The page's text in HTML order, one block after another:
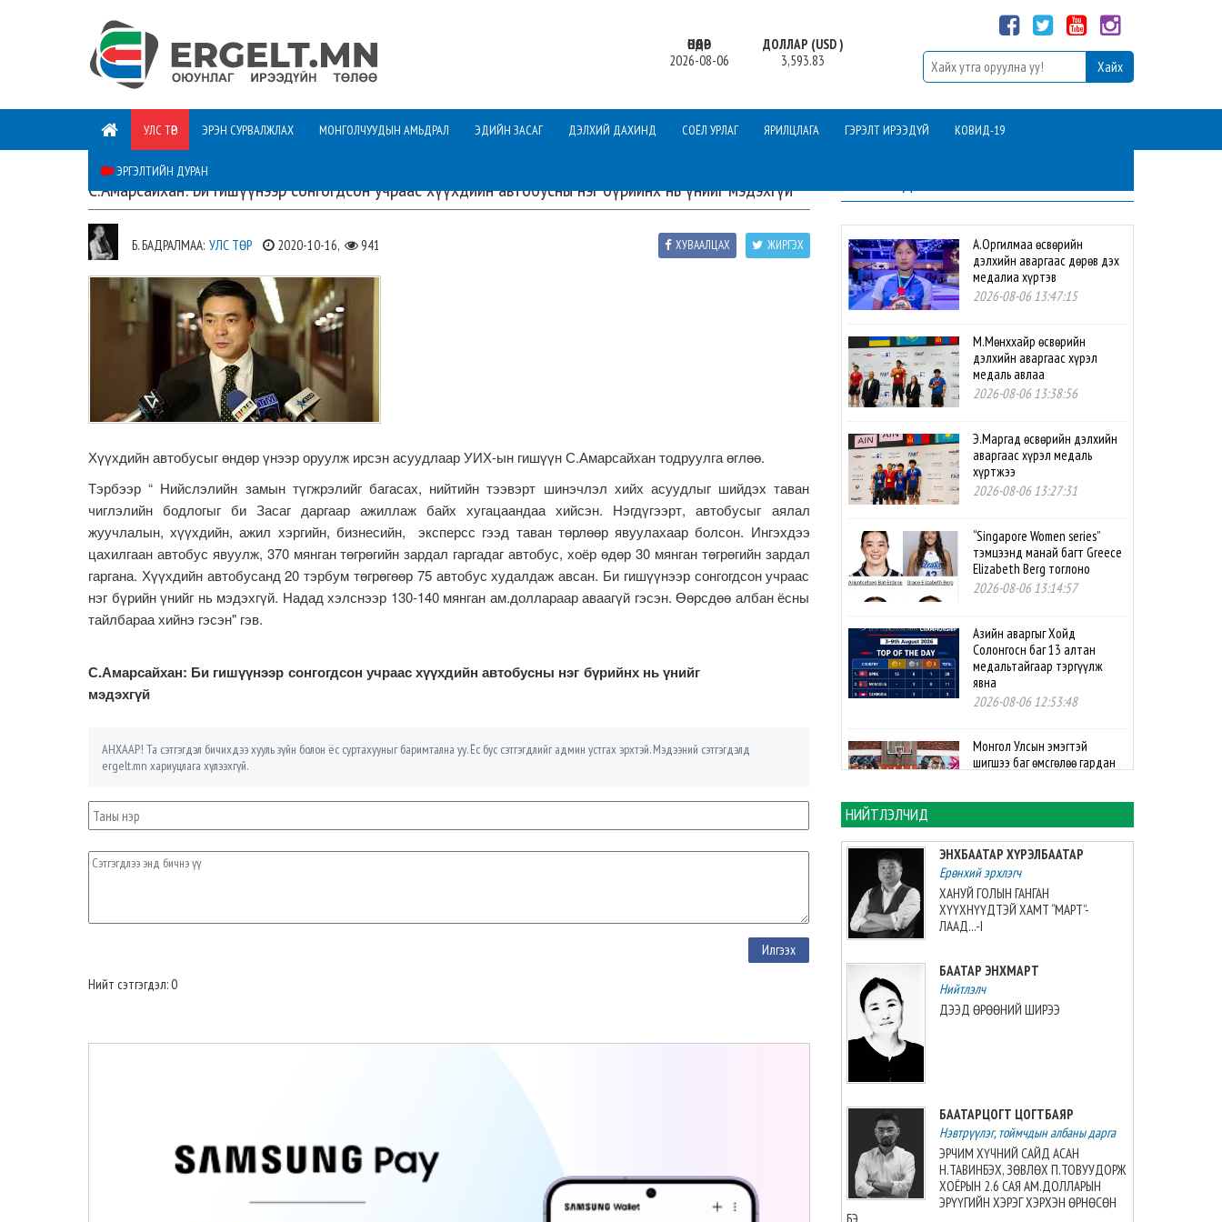
ӨНӨӨДӨР
2026-08-06
ДОЛЛАР (USD )
3,593.83
УЛС ТӨР ЭРЭН СУРВАЛЖЛАХ МОНГОЛЧУУДЫН АМЬДРАЛ ЭДИЙН ЗАСАГ ДЭЛХИЙ ДАХИНД СОЁЛ УРЛАГ ЯРИЛЦЛАГА ГЭРЭЛТ ИРЭЭДҮЙ КОВИД-19
ЭРГЭЛТИЙН ДУРАН
С.Амарсайхан: Би гишүүнээр сонгогдсон учраас хүүхдийн автобусны нэг бүрийнх нь үнийг мэдэхгүй
Б. БАДРАЛМАА: УЛС ТӨР 2020-10-16, 941 ЖИРГЭХ
ХУВААЛЦАХ
Хүүхдийн автобусыг өндөр үнээр оруулж ирсэн асуудлаар УИХ-ын гишүүн С.Амарсайхан тодруулга өглөө.
Тэрбээр “ Нийслэлийн замын түгжрэлийг багасах, нийтийн тээвэрт шинэчлэл хийх асуудлыг шийдэх таван
чиглэлийн бодлогыг би Засаг даргаар ажиллаж байх хугацаандаа хийсэн. Нэгдүгээрт, автобусыг аялал
жуучлалын, хүүхдийн, ажил хэргийн, бизнесийн, эксперсс гээд таван төрлөөр явуулахаар болсон. Ингэхдээ
цахилгаан автобус явуулж, 370 мянган төгрөгийн зардал гаргадаг автобус, хоёр өдөр 30 мянган төгрөгийн зардал
гаргана. Хүүхдийн автобусанд 20 тэрбум төгрөгөөр 75 автобус худалдаж авсан. Би гишүүнээр сонгогдсон учраас
нэг бүрийн үнийг нь мэдэхгүй. Надад хэлснээр 130-140 мянган ам.доллараар аваагүй гэсэн. Өөрсдөө албан ёсны
тайлбараа хийнэ гэсэн" гэв.
С.Амарсайхан: Би гишүүнээр сонгогдсон учраас хүүхдийн автобусны нэг бүрийнх нь үнийг
мэдэхгүй
АНХААР! Та сэтгэгдэл бичихдээ хууль зүйн болон ёс суртахууныг баримтална уу. Ёс бус сэтгэгдлийг админ устгах эрхтэй. Мэдээний сэтгэгдэлд
ergelt.mn хариуцлага хүлээхгүй.
Нийт сэтгэгдэл: 0
А.Оргилмаа өсвөрийн
дэлхийн аваргаас дөрөв дэх
медалиа хүртэв
2026-08-06 13:47:15
М.Мөнххайр өсвөрийн
дэлхийн аваргаас хүрэл
медаль авлаа
2026-08-06 13:38:56
Э.Маргад өсвөрийн дэлхийн
аваргаас хүрэл медаль
хүртжээ
2026-08-06 13:27:31
“Singapore Women series”
тэмцээнд манай багт Greece
Elizabeth Berg тоглоно
2026-08-06 13:14:57
Азийн аваргыг Хойд
Солонгосн баг 13 алтан
медальтайгаар тэргүүлж
явна
2026-08-06 12:53:48
Монгол Улсын эмэгтэй
шигшээ баг өмсгөлөө гардан
Хууль зүй, дотоод хэргийн
сайд С.Амарсайхан: “Нийтийн
албан тушаалтны хууль бус
хөрөнгийг хураах хууль” бол
шударгаар хөдөлмөрлөж буй
иргэдийн хөрөнгийг хураах асуудал биш нийтийн
албан тушаалтантай холбоотой хууль
2026-08-06 11:44:27
Хууль зүй, дотоод хэргийн
сайдын багцын 2027 оны
Нэгдүгээр ангийн элсэлтийн
цахим бүртгэл наймдугаар
сарын 17-нд эхэлнэ
2026-08-06 11:05:34
НИЙТЛЭЛЧИД
ЭНХБААТАР ХҮРЭЛБААТАР
Ерөнхий эрхлэгч
ХАНУЙ ГОЛЫН ГАНГАН
ХҮҮХНҮҮДТЭЙ ХАМТ “МАРТ”-
ЛААД...-I
БААТАР ЭНХМАРТ
Нийтлэлч
ДЭЭД ӨРӨӨНИЙ ШИРЭЭ
БААТАРЦОГТ ЦОГТБАЯР
Нэвтрүүлэг, тоймчдын албаны дарга
ЭРЧИМ ХҮЧНИЙ САЙД АСАН
Н.ТАВИНБЭХ, ЗӨВЛӨХ П.ТОВУУДОРЖ
ХОЁРЫН 2.6 САЯ АМ.ДОЛЛАРЫН
ЭРҮҮГИЙН ХЭРЭГ ХЭРХЭН ӨРНӨСӨН